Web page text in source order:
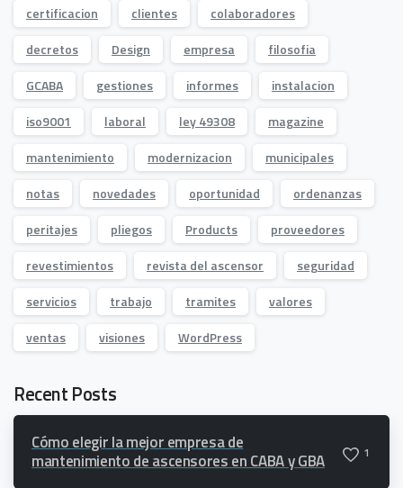
certificacion
clientes
colaboradores
decretos
Design empresa
filosofia
GCABA
gestiones informes
instalacion
iso9001
laboral ley 49308
magazine
mantenimiento
modernizacion
municipales
notas
novedades oportunidad
ordenanzas
peritajes
pliegos Products
proveedores
revestimientos
revista del ascensor
seguridad
servicios
trabajo tramites
valores
ventas
visiones WordPress
Recent Posts
Cómo elegir la mejor empresa de
mantenimiento de ascensores en CABA y GBA
1